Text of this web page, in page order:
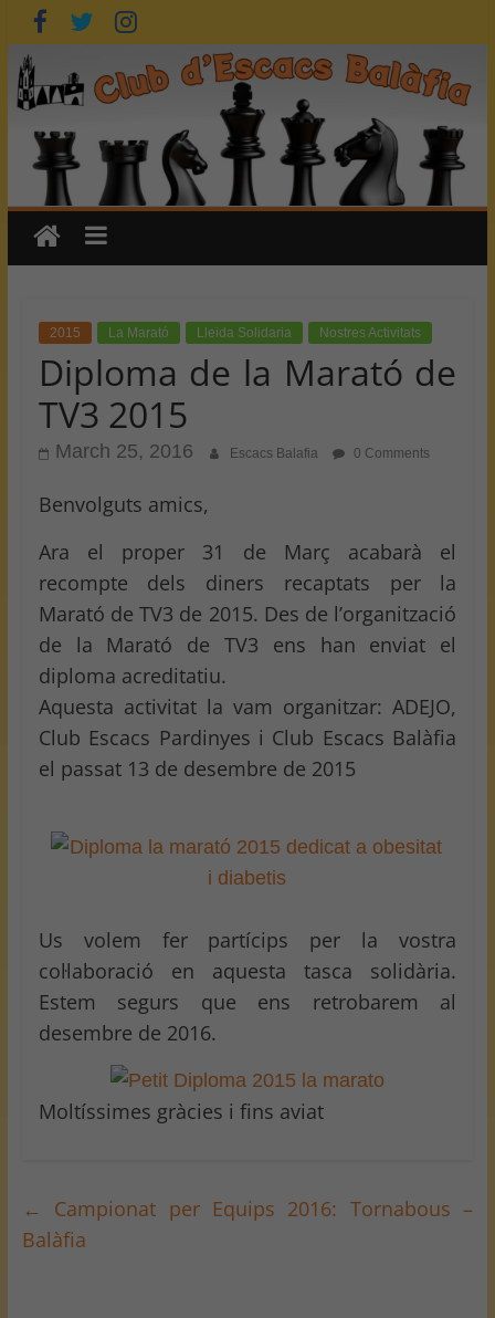
Skip
to
content
2015 La Marató Lleida Solidaria Nostres Activitats
Diploma de la Marató de
TV3 2015
March 25, 2016 Escacs Balafia 0 Comments
Benvolguts amics,
Ara el proper 31 de Març acabarà el
recompte dels diners recaptats per la
Marató de TV3 de 2015. Des de l’organització
de la Marató de TV3 ens han enviat el
diploma acreditatiu.
Aquesta activitat la vam organitzar: ADEJO,
Club Escacs Pardinyes i Club Escacs Balàfia
el passat 13 de desembre de 2015
Us volem fer partícips per la vostra
col·laboració en aquesta tasca solidària.
Estem segurs que ens retrobarem al
desembre de 2016.
Moltíssimes gràcies i fins aviat
←
Campionat per Equips 2016: Tornabous –
Balàfia